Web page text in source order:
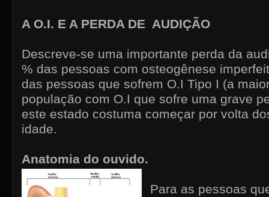
A O.I. E A PERDA DE AUDIÇÃO
Descreve-se uma importante perda da
% das pessoas com osteogênese
das pessoas que sofrem O.I Tipo I (a
população com O.I que sofre uma grave
este estado costuma começar por volta
idade.
Anatomia do ouvido.
Para as pessoas